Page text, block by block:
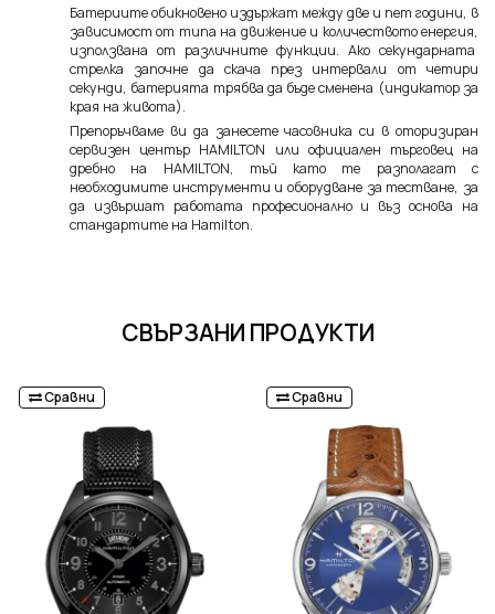
Батериите обикновено издържат между две и пет години, в
зависимост от типа на движение и количеството енергия,
използвана от различните функции. Ако секундарната
стрелка започне да скача през интервали от четири
секунди, батерията трябва да бъде сменена (индикатор за
края на живота).
Препоръчваме ви да занесете часовника си в оторизиран
сервизен център HAMILTON или официален търговец на
дребно на HAMILTON, тъй като те разполагат с
необходимите инструменти и оборудване за тестване, за
да извършат работата професионално и въз основа на
стандартите на Hamilton.
СВЪРЗАНИ ПРОДУКТИ
Сравни Сравни